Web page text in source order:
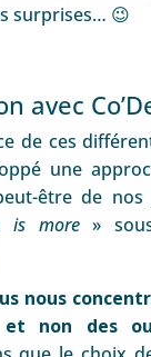
surprises… 😉
avec
de ces
une
être de
is more»
nous
et non des